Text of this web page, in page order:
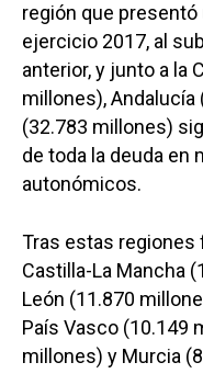
región que presentó
ejercicio 2017, al
anterior, y junto a la
millones), Andalucía
(32.783 millones)
de toda la deuda en
autonómicos.
Tras estas regiones
Castilla-La Mancha
León (11.870
País Vasco (10.149
millones) y Murcia